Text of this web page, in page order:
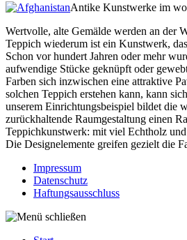
Antike Kunstwerke im
Wertvolle, alte Gemälde werden an der
Teppich wiederum ist ein Kunstwerk,
Schon vor hundert Jahren oder mehr
aufwendige Stücke geknüpft oder
Farben sich inzwischen eine attraktive
solchen Teppich erstehen kann, kann
unserem Einrichtungsbeispiel bildet die
zurückhaltende Raumgestaltung einen
Teppichkunstwerk: mit viel Echtholz
Die Designelemente greifen gezielt die
Impressum
Datenschutz
Haftungsausschluss